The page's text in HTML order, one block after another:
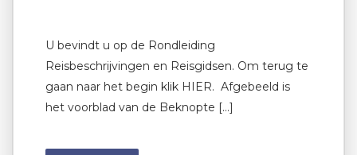
U bevindt u op de Rondleiding
Reisbeschrijvingen en Reisgidsen. Om terug te
gaan naar het begin klik HIER. Afgebeeld is
het voorblad van de Beknopte […]